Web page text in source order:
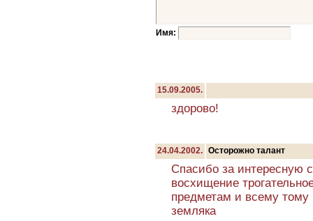
Имя:
15.09.2005.
здорово!
24.04.2002. Осторожно талант
Спасибо за интересную
восхищение
предметам и всему тому
земляка